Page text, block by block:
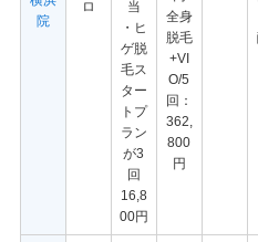
院
ロ
当
・ヒ
ゲ脱
毛ス
ター
トプ
ラン
が3
回
16,8
00円
全身
脱毛
+VI
O/5
回：
362,
800
円